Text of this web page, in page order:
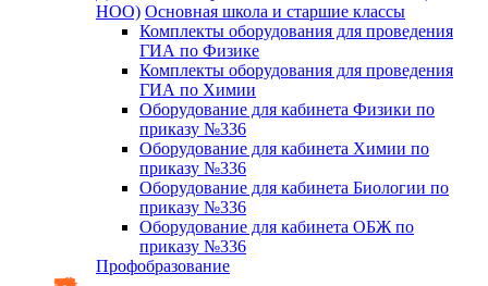
НОО) Основная школа и старшие классы
Комплекты оборудования для проведения
ГИА по Физике
Комплекты оборудования для проведения
ГИА по Химии
Оборудование для кабинета Физики по
приказу №336
Оборудование для кабинета Химии по
приказу №336
Оборудование для кабинета Биологии по
приказу №336
Оборудование для кабинета ОБЖ по
приказу №336
Профобразование